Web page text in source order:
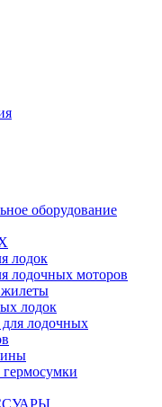
оборудование
лодок
лодочных моторов
жилеты
лодок
лодочных